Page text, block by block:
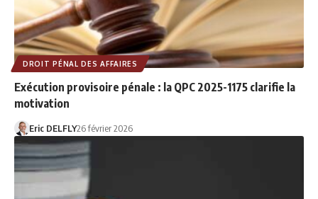
DROIT PÉNAL DES AFFAIRES
Exécution provisoire pénale : la QPC 2025-1175 clarifie la
motivation
Eric DELFLY26 février 2026